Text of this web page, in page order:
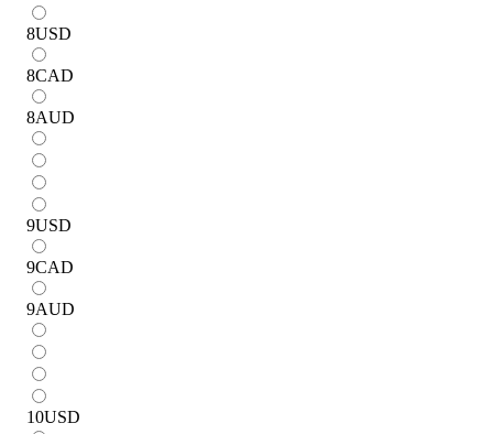
8USD
8CAD
8AUD
9USD
9CAD
9AUD
10USD